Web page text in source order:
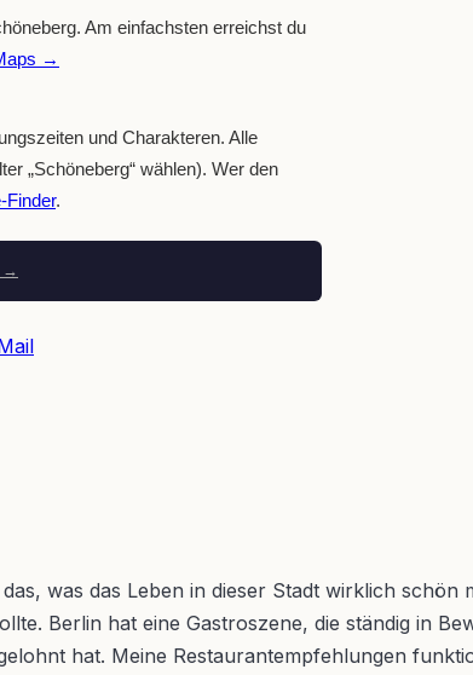
Am einfachsten erreichst du
→
und Charakteren. Alle
„Schöneberg“ wählen). Wer den
Finder.
→
was das Leben in dieser Stadt wirklich
Berlin hat eine Gastroszene, die ständig in
hat. Meine Restaurantempfehlungen